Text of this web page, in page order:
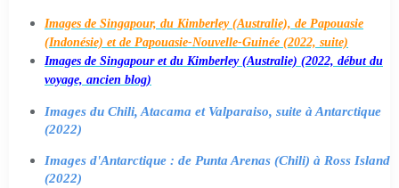
Images de Singapour, du Kimberley (Australie), de Papouasie
(Indonésie) et de Papouasie-Nouvelle-Guinée (2022, suite)
Images de Singapour et du Kimberley (Australie) (2022, début du
voyage, ancien blog)
Images du Chili, Atacama et Valparaiso, suite à Antarctique
(2022)
Images d'Antarctique : de Punta Arenas (Chili) à Ross Island
(2022)